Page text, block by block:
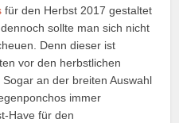
für den Herbst 2017 gestaltet
sollte man sich nicht
Denn dieser ist
vor den herbstlichen
Sogar an der breiten Auswahl
immer
Have für den